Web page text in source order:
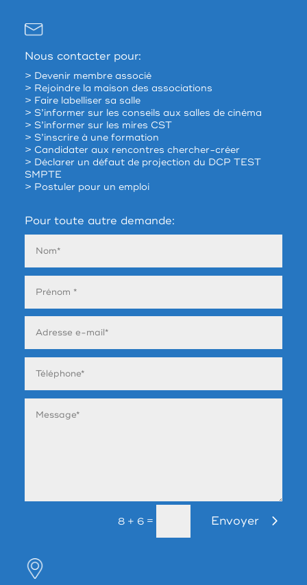
Nous contacter pour:
> Devenir membre associé
> Rejoindre la maison des associations
> Faire labelliser sa salle
> S’informer sur les conseils aux salles de cinéma
> S’informer sur les mires CST
> S’inscrire à une formation
> Candidater aux rencontres chercher-créer
> Déclarer un défaut de projection du DCP TEST
SMPTE
> Postuler pour un emploi
Pour toute autre demande:
8 + 6 = Envoyer